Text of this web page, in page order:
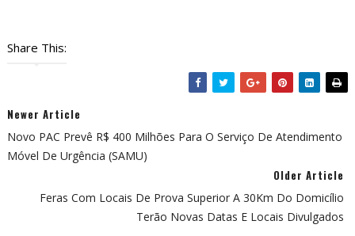
Share This:
Newer Article
Novo PAC Prevê R$ 400 Milhões Para O Serviço De Atendimento
Móvel De Urgência (SAMU)
Older Article
Feras Com Locais De Prova Superior A 30Km Do Domicílio
Terão Novas Datas E Locais Divulgados